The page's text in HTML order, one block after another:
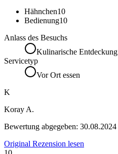
Hähnchen10
Bedienung10
Anlass des Besuchs
Kulinarische Entdeckung
Servicetyp
Vor Ort essen
K
Koray A.
Bewertung abgegeben: 30.08.2024
Original Rezension lesen